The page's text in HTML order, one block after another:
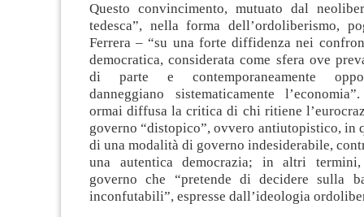
Questo convincimento, mutuato dal
tedesca”, nella forma dell’ordoliberismo,
Ferrera – “su una forte diffidenza nei
democratica, considerata come sfera ove
di parte e contemporaneamente
danneggiano sistematicamente
ormai diffusa la critica di chi ritiene
governo “distopico”, ovvero antiutopistico, in
di una modalità di governo indesiderabile,
una autentica democrazia; in altri
governo che “pretende di decidere sulla
inconfutabili”, espresse dall’ideologia